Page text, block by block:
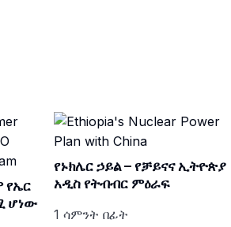
የኤር
ሆነው
የኑክሌር ኃይል – የቻይናና ኢትዮጵያ
አዲስ የትብብር ምዕራፍ
1 ሳምንት በፊት